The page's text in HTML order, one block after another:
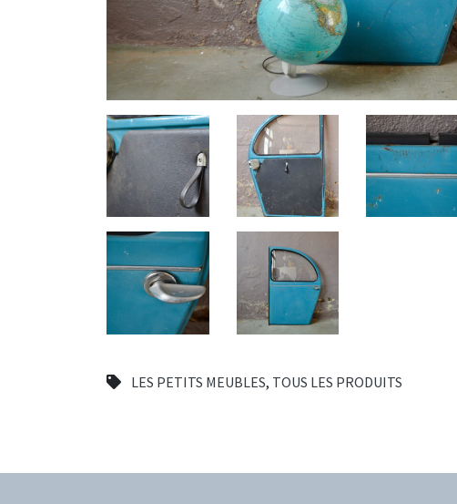
LES PETITS MEUBLES, TOUS LES PRODUITS